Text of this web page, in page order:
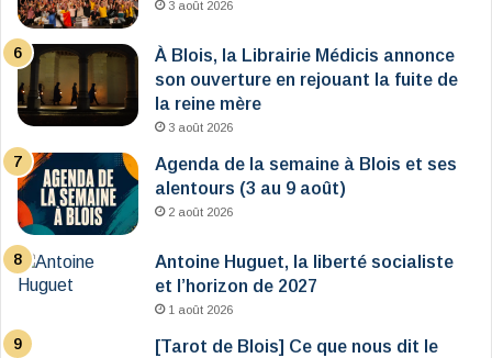
3 août 2026
À Blois, la Librairie Médicis annonce
son ouverture en rejouant la fuite de
la reine mère
3 août 2026
Agenda de la semaine à Blois et ses
alentours (3 au 9 août)
2 août 2026
Antoine Huguet, la liberté socialiste
et l’horizon de 2027
1 août 2026
[Tarot de Blois] Ce que nous dit le